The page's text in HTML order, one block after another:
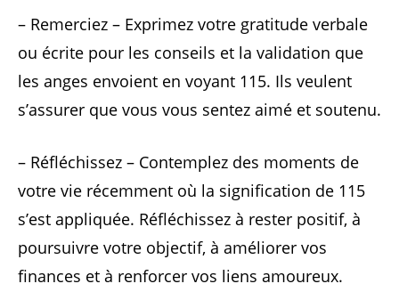
– Remerciez – Exprimez votre gratitude verbale
ou écrite pour les conseils et la validation que
les anges envoient en voyant 115. Ils veulent
s’assurer que vous vous sentez aimé et soutenu.
– Réfléchissez – Contemplez des moments de
votre vie récemment où la signification de 115
s’est appliquée. Réfléchissez à rester positif, à
poursuivre votre objectif, à améliorer vos
finances et à renforcer vos liens amoureux.